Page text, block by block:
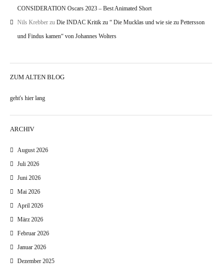
CONSIDERATION Oscars 2023 – Best Animated Short
Nils Krebber zu Die INDAC Kritik zu “ Die Mucklas und wie sie zu Pettersson
und Findus kamen“ von Johannes Wolters
ZUM ALTEN BLOG
geht's hier lang
ARCHIV
August 2026
Juli 2026
Juni 2026
Mai 2026
April 2026
März 2026
Februar 2026
Januar 2026
Dezember 2025